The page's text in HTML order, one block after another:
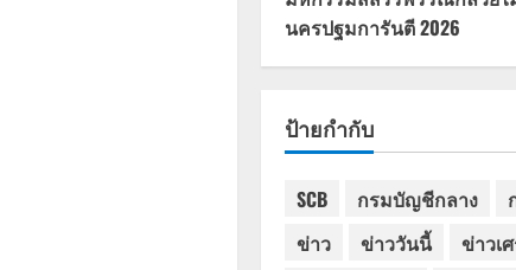
นครปฐมการันตี 2026
ป้ายกำกับ
SCB กรมบัญชีกลาง
ข่าว
ข่าววันนี้
ข่าวเ